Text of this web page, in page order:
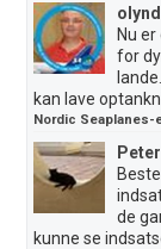
Nu
for
kan lave
Nordic
de
kunne se